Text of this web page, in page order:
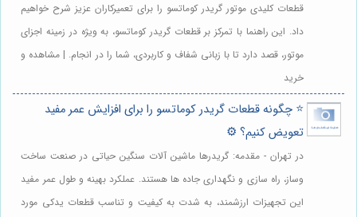
قطعات کلیدی موتور گریدر کوماتسو را برای تعمیرکاران عزیز شرح خواهیم
داد. این راهنما با تمرکز بر قطعات گریدر کوماتسو، به ویژه در زمینه اجزای
موتور، قصد دارد تا با زبانی شفاف و کاربردی، شما را در انجام. | مشاهده و
خرید
⭐️ چگونه قطعات گریدر کوماتسو را برای افزایش عمر مفید
تعویض کنیم؟ ⚙️
در تهران - مقدمه: گریدرها ماشین آلات سنگین حیاتی در صنعت ساخت
وساز، راه سازی و نگهداری جاده ها هستند. عملکرد بهینه و طول عمر مفید
این تجهیزات ارزشمند، به شدت به کیفیت و تناسب قطعات یدکی مورد